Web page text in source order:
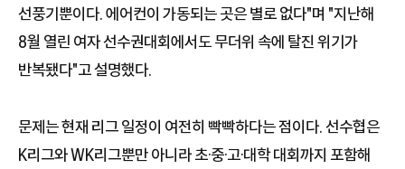
선풍기뿐이다. 에어컨이 가동되는 곳은 별로 없다"며 "지난해
8월 열린 여자 선수권대회에서도 무더위 속에 탈진 위기가
반복됐다"고 설명했다.
문제는 현재 리그 일정이 여전히 빡빡하다는 점이다. 선수협은
K리그와 WK리그뿐만 아니라 초·중·고·대학 대회까지 포함해